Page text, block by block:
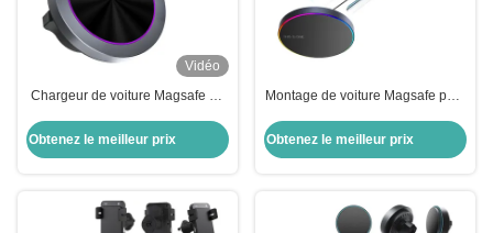
Vidéo
Chargeur de voiture Magsafe de
Obtenez le meilleur prix
Montage de voiture Magsafe pour
d'éclairage à 9 couleurs
Obtenez le meilleur prix